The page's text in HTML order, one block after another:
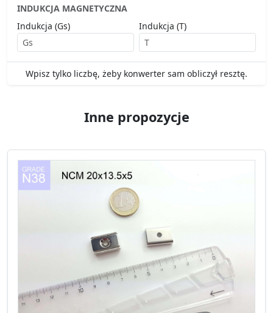
INDUKCJA MAGNETYCZNA
Indukcja (Gs)
Indukcja (T)
Wpisz tylko liczbę, żeby konwerter sam obliczył resztę.
Inne propozycje